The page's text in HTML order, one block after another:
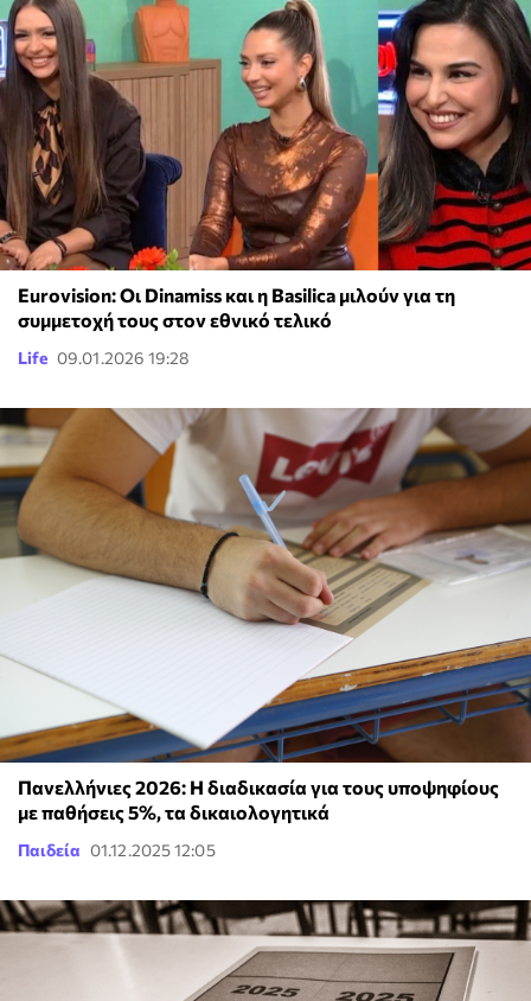
Eurovision: Οι Dinamiss και η Basilica μιλούν για τη
συμμετοχή τους στον εθνικό τελικό
Life 09.01.2026 19:28
Πανελλήνιες 2026: Η διαδικασία για τους υποψηφίους
με παθήσεις 5%, τα δικαιολογητικά
Παιδεία 01.12.2025 12:05